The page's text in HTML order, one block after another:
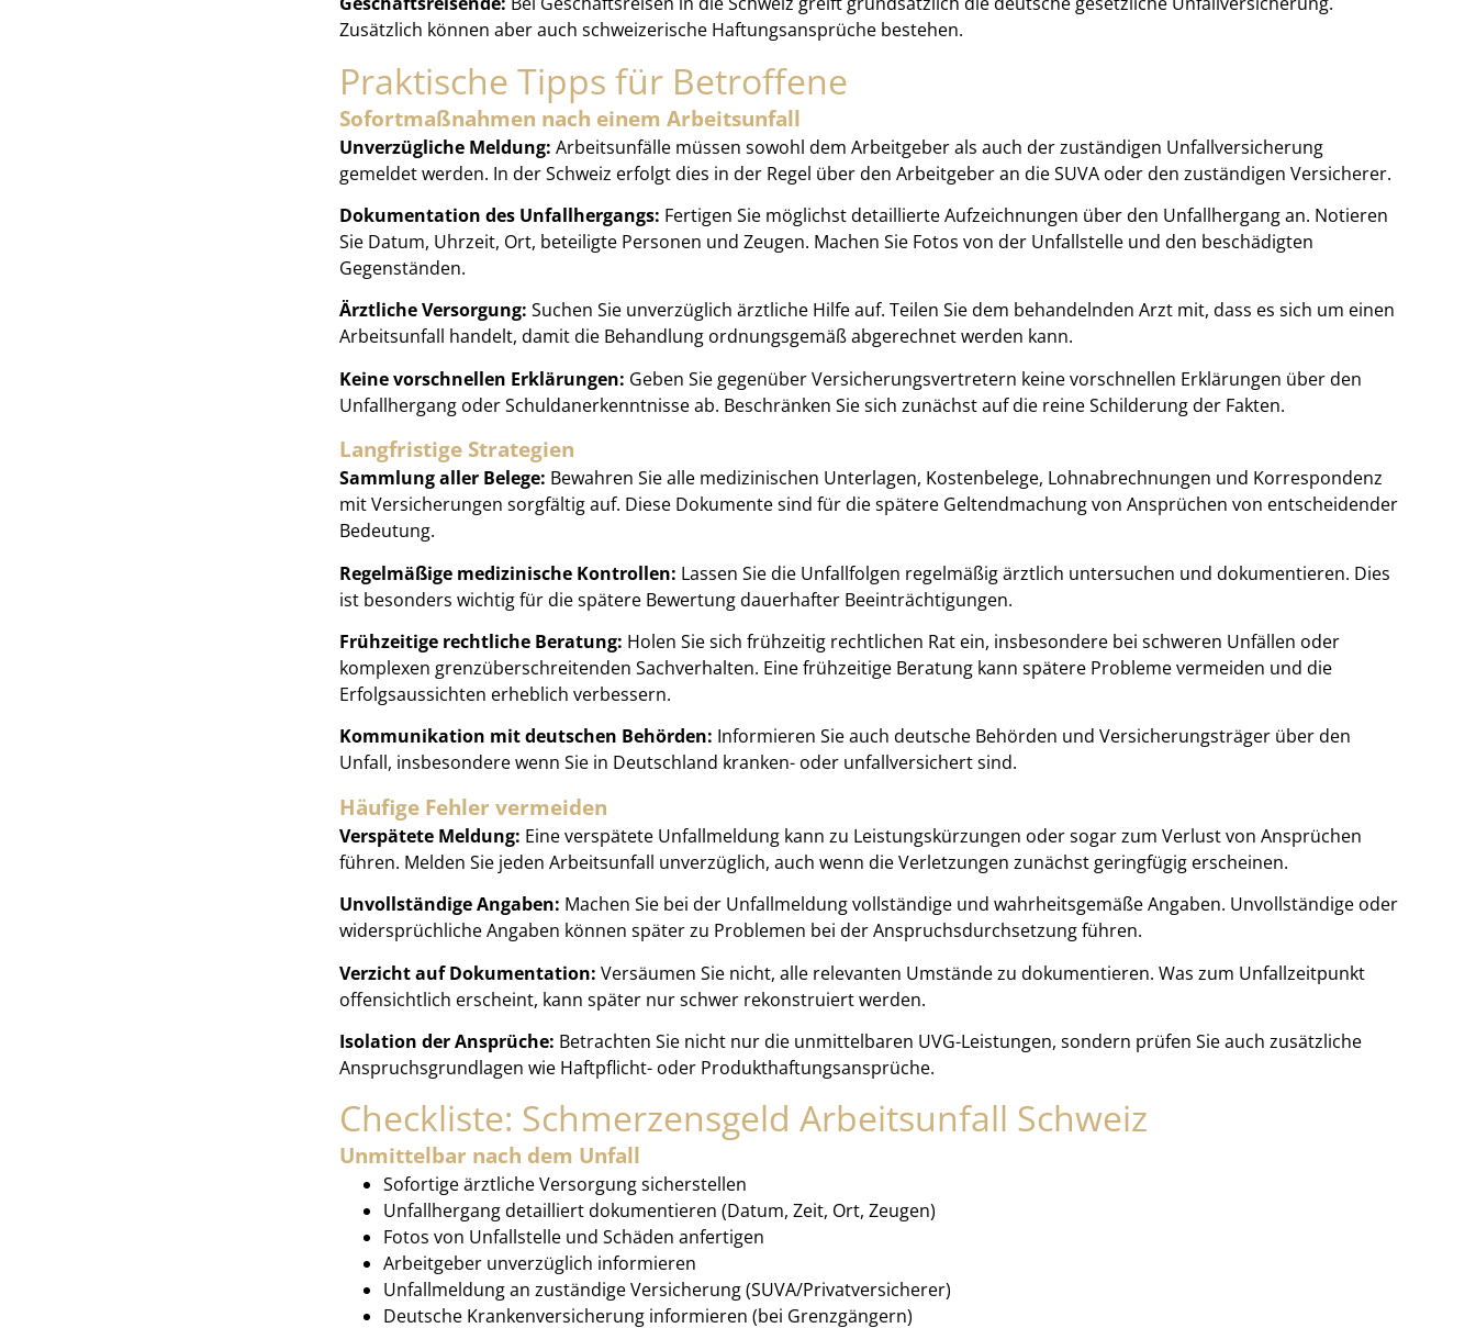
Zusätzlich können aber auch schweizerische Haftungsansprüche bestehen.
Praktische Tipps für Betroffene
Sofortmaßnahmen nach einem Arbeitsunfall
Unverzügliche Meldung: Arbeitsunfälle müssen sowohl dem Arbeitgeber als auch der zuständigen Unfallversicherung
gemeldet werden. In der Schweiz erfolgt dies in der Regel über den Arbeitgeber an die SUVA oder den zuständigen Versicherer.
Dokumentation des Unfallhergangs: Fertigen Sie möglichst detaillierte Aufzeichnungen über den Unfallhergang an. Notieren
Sie Datum, Uhrzeit, Ort, beteiligte Personen und Zeugen. Machen Sie Fotos von der Unfallstelle und den beschädigten
Gegenständen.
Ärztliche Versorgung: Suchen Sie unverzüglich ärztliche Hilfe auf. Teilen Sie dem behandelnden Arzt mit, dass es sich um einen
Arbeitsunfall handelt, damit die Behandlung ordnungsgemäß abgerechnet werden kann.
Keine vorschnellen Erklärungen: Geben Sie gegenüber Versicherungsvertretern keine vorschnellen Erklärungen über den
Unfallhergang oder Schuldanerkenntnisse ab. Beschränken Sie sich zunächst auf die reine Schilderung der Fakten.
Langfristige Strategien
Sammlung aller Belege: Bewahren Sie alle medizinischen Unterlagen, Kostenbelege, Lohnabrechnungen und Korrespondenz
mit Versicherungen sorgfältig auf. Diese Dokumente sind für die spätere Geltendmachung von Ansprüchen von entscheidender
Bedeutung.
Regelmäßige medizinische Kontrollen: Lassen Sie die Unfallfolgen regelmäßig ärztlich untersuchen und dokumentieren. Dies
ist besonders wichtig für die spätere Bewertung dauerhafter Beeinträchtigungen.
Frühzeitige rechtliche Beratung: Holen Sie sich frühzeitig rechtlichen Rat ein, insbesondere bei schweren Unfällen oder
komplexen grenzüberschreitenden Sachverhalten. Eine frühzeitige Beratung kann spätere Probleme vermeiden und die
Erfolgsaussichten erheblich verbessern.
Kommunikation mit deutschen Behörden: Informieren Sie auch deutsche Behörden und Versicherungsträger über den
Unfall, insbesondere wenn Sie in Deutschland kranken- oder unfallversichert sind.
Häufige Fehler vermeiden
Verspätete Meldung: Eine verspätete Unfallmeldung kann zu Leistungskürzungen oder sogar zum Verlust von Ansprüchen
führen. Melden Sie jeden Arbeitsunfall unverzüglich, auch wenn die Verletzungen zunächst geringfügig erscheinen.
Unvollständige Angaben: Machen Sie bei der Unfallmeldung vollständige und wahrheitsgemäße Angaben. Unvollständige oder
widersprüchliche Angaben können später zu Problemen bei der Anspruchsdurchsetzung führen.
Verzicht auf Dokumentation: Versäumen Sie nicht, alle relevanten Umstände zu dokumentieren. Was zum Unfallzeitpunkt
offensichtlich erscheint, kann später nur schwer rekonstruiert werden.
Isolation der Ansprüche: Betrachten Sie nicht nur die unmittelbaren UVG-Leistungen, sondern prüfen Sie auch zusätzliche
Anspruchsgrundlagen wie Haftpflicht- oder Produkthaftungsansprüche.
Checkliste: Schmerzensgeld Arbeitsunfall Schweiz
Unmittelbar nach dem Unfall
Sofortige ärztliche Versorgung sicherstellen
Unfallhergang detailliert dokumentieren (Datum, Zeit, Ort, Zeugen)
Fotos von Unfallstelle und Schäden anfertigen
Arbeitgeber unverzüglich informieren
Unfallmeldung an zuständige Versicherung (SUVA/Privatversicherer)
Deutsche Krankenversicherung informieren (bei Grenzgängern)